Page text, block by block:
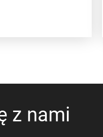
z nami